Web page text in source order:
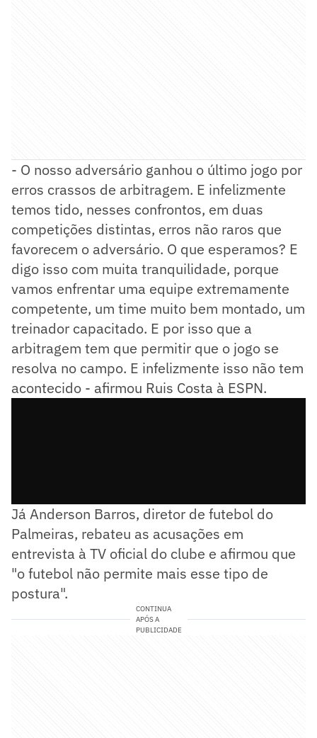
- O nosso adversário ganhou o último jogo por
erros crassos de arbitragem. E infelizmente
temos tido, nesses confrontos, em duas
competições distintas, erros não raros que
favorecem o adversário. O que esperamos? E
digo isso com muita tranquilidade, porque
vamos enfrentar uma equipe extremamente
competente, um time muito bem montado, um
treinador capacitado. E por isso que a
arbitragem tem que permitir que o jogo se
resolva no campo. E infelizmente isso não tem
acontecido - afirmou Ruis Costa à ESPN.
Já Anderson Barros, diretor de futebol do
Palmeiras, rebateu as acusações em
entrevista à TV oficial do clube e afirmou que
"o futebol não permite mais esse tipo de
postura".
CONTINUA
APÓS A
PUBLICIDADE